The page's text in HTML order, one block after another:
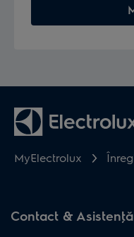
MyElectrolux
Contact & Asistenţă